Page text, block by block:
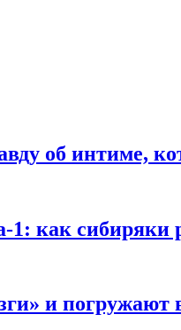
об интиме,
как сибиряки
и погружают